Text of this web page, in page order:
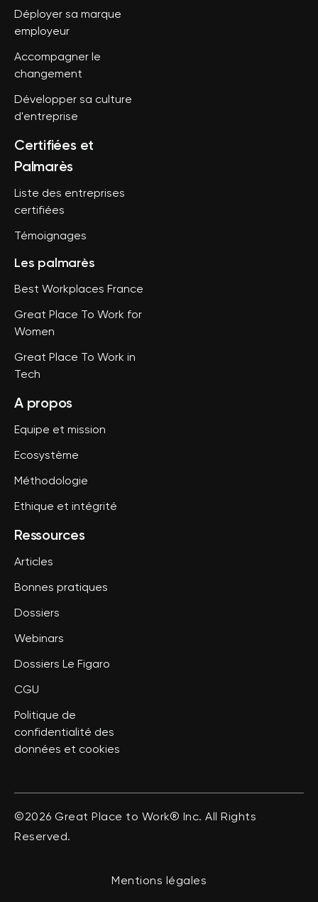
Déployer sa marque
employeur
Accompagner le
changement
Développer sa culture
d'entreprise
Certifiées et
Palmarès
Liste des entreprises
certifiées
Témoignages
Les palmarès
Best Workplaces France
Great Place To Work for
Women
Great Place To Work in
Tech
A propos
Equipe et mission
Ecosystème
Méthodologie
Ethique et intégrité
Ressources
Articles
Bonnes pratiques
Dossiers
Webinars
Dossiers Le Figaro
CGU
Politique de
confidentialité des
données et cookies
©2026 Great Place to Work® Inc. All Rights
Reserved.
Mentions légales